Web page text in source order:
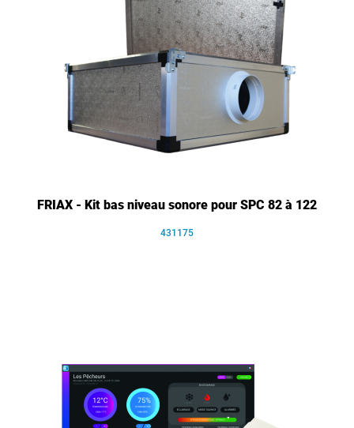
FRIAX - Kit bas niveau sonore pour SPC 82 à 122
431175